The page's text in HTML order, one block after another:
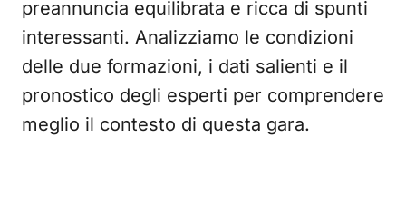
preannuncia equilibrata e ricca di spunti
interessanti. Analizziamo le condizioni
delle due formazioni, i dati salienti e il
pronostico degli esperti per comprendere
meglio il contesto di questa gara.